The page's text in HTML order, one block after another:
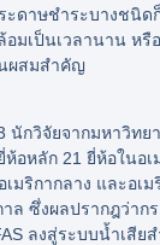
ะดาษชำระบางชนิด
มเป็นเวลานาน หรือ
ผสมสำคัญ
นักวิจัยจากมหาวิทย
อหลัก 21 ยี่ห้อในอเ
มริกากลาง และอเม
ล ซึ่งผลปรากฎว่าก
ลงสู่ระบบน้ำเสีย